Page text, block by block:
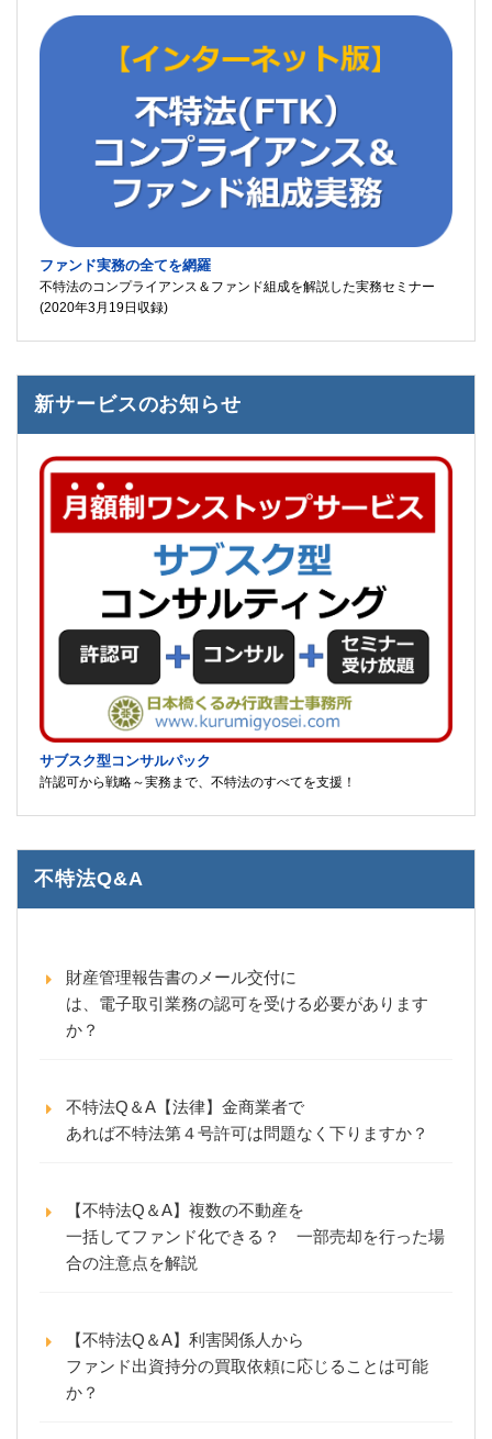
ファンド実務の全てを網羅
不特法のコンプライアンス＆ファンド組成を解説した実務セミナー
(2020年3月19日収録)
新サービスのお知らせ
サブスク型コンサルパック
許認可から戦略～実務まで、不特法のすべてを支援！
不特法Q&A
財産管理報告書のメール交付に
は、電子取引業務の認可を受ける必要があります
か？
不特法Q＆A【法律】金商業者で
あれば不特法第４号許可は問題なく下りますか？
【不特法Q＆A】複数の不動産を
一括してファンド化できる？ 一部売却を行った場
合の注意点を解説
【不特法Q＆A】利害関係人から
ファンド出資持分の買取依頼に応じることは可能
か？